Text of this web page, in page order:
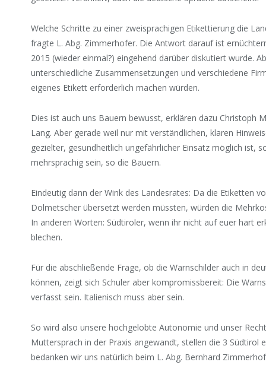
Welche Schritte zu einer zweisprachigen Etikettierung die
fragte L. Abg. Zimmerhofer. Die Antwort darauf ist
2015 (wieder einmal?) eingehend darüber diskutiert wurde.
unterschiedliche Zusammensetzungen und verschiedene
eigenes Etikett erforderlich machen würden.
Dies ist auch uns Bauern bewusst, erklären dazu Christoph
Lang. Aber gerade weil nur mit verständlichen, klaren
gezielter, gesundheitlich ungefährlicher Einsatz möglich ist,
mehrsprachig sein, so die Bauern.
Eindeutig dann der Wink des Landesrates: Da die Etiketten
Dolmetscher übersetzt werden müssten, würden die
In anderen Worten: Südtiroler, wenn ihr nicht auf euer hart
blechen.
Für die abschließende Frage, ob die Warnschilder auch in
können, zeigt sich Schuler aber kompromissbereit: Die
verfasst sein. Italienisch muss aber sein.
So wird also unsere hochgelobte Autonomie und unser
Muttersprach in der Praxis angewandt, stellen die 3 Südtirol
bedanken wir uns natürlich beim L. Abg. Bernhard